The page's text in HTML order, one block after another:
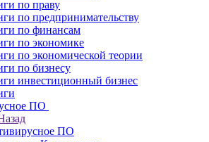
по праву
по предпринимательству
по финансам
по экономике
по экономической теории
по бизнесу
инвестиционный бизнес
ПО
ПО